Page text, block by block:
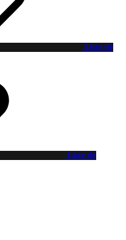
Liste de
Liste de